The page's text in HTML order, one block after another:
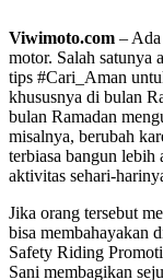
Viwimoto.com – Ada
motor. Salah satunya
tips #Cari_Aman
khususnya di bulan
bulan Ramadan
misalnya, berubah
terbiasa bangun
aktivitas sehari-
Jika orang tersebut
bisa membahayakan
Safety Riding
Sani membagikan